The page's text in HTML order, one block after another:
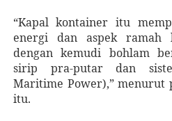
“Kapal kontainer itu
energi dan aspek ramah
dengan kemudi bohlam
sirip pra-putar dan
Maritime Power),” menurut
itu.